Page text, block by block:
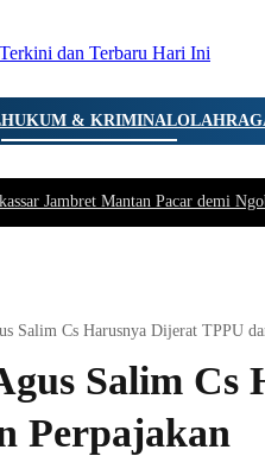
HUKUM & KRIMINAL
Jambret Mantan Pacar demi
Salim Cs Harusnya Dijerat TPPU
Salim Cs
Perpajakan